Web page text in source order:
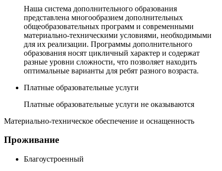
Наша система дополнительного образования
представлена многообразием дополнительных
общеобразовательных программ и современными
материально-техническими условиями, необходимыми
для их реализации. Программы дополнительного
образования носят цикличный характер и содержат
разные уровни сложности, что позволяет находить
оптимальные варианты для ребят разного возраста.
Платные образовательные услуги
Платные образовательные услуги не оказываются
Материально-техническое обеспечение и оснащенность
Проживание
Благоустроенный